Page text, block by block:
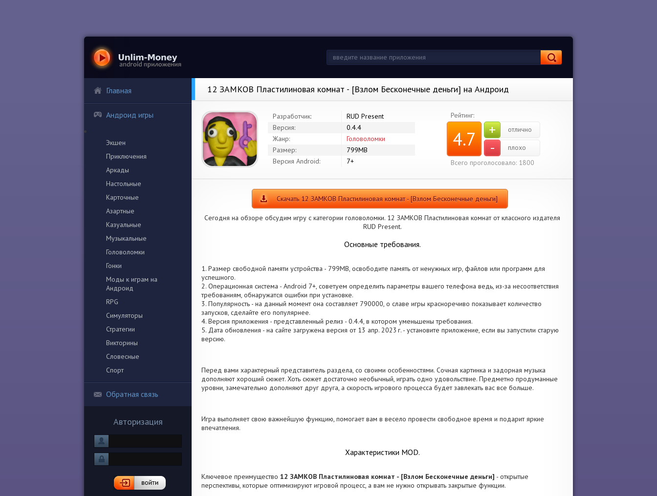
Главная
Андроид игры
Экшен
Приключения
Аркады
Настольные
Карточные
Азартные
Казуальные
Музыкальные
Головоломки
Гонки
Моды к играм на
Андроид
RPG
Симуляторы
Стратегии
Викторины
Словесные
Спорт
Обратная связь
Авторизация
12 ЗАМКОВ Пластилиновая комнат - [Взлом Бесконечные деньги] на Андроид
Разработчик:
RUD Present
Версия:
0.4.4
Жанр:
Головоломки
Размер:
799MB
Версия Android:
7+
Рейтинг:
4.7 + отлично
-
плохо
Всего проголосовало: 1800
Скачать 12 ЗАМКОВ Пластилиновая комнат - [Взлом Бесконечные деньги]
Сегодня на обзоре обсудим игру с категории головоломки. 12 ЗАМКОВ Пластилиновая комнат от классного издателя
RUD Present.
Основные требования.
1. Размер свободной памяти устройства - 799MB, освободите память от ненужных игр, файлов или программ для
успешного.
2. Операционная система - Android 7+, советуем определить параметры вашего телефона ведь, из-за несоответствия
требованиям, обнаружатся ошибки при установке.
3. Популярность - на данный момент она составляет 790000, о cлаве игры красноречиво показывает количество
запусков, сделайте его популярнее.
4. Версия приложения - представленный релиз - 0.4.4, в котором уменьшены требования.
5. Дата обновления - на сайте загружена версия от 13 апр. 2023 г. - установите приложение, если вы запустили старую
версию.
Перед вами характерный представитель раздела, со своими особенностями. Сочная картинка и задорная музыка
дополняют хороший сюжет. Хоть сюжет достаточно необычный, играть одно удовольствие. Предметно продуманные
уровни, замечательно дополняют друг друга, а скорость игрового процесса будет завлекать вас все больше.
Игра выполняет свою важнейшую функцию, помогает вам в весело провести свободное время и подарит яркие
впечатления.
Характеристики MOD.
Ключевое преимущество 12 ЗАМКОВ Пластилиновая комнат - [Взлом Бесконечные деньги] - открытые
перспективы, которые оптимизируют игровой процесс, а вам не нужно открывать закрытые функции.